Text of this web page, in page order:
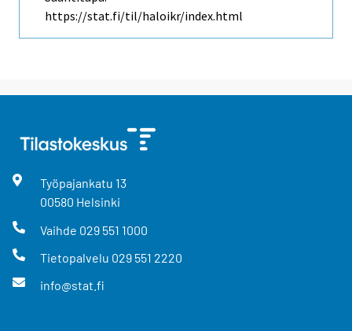
https://stat.fi/til/haloikr/index.html
Työpajankatu 13
00580 Helsinki
Vaihde 029 551 1000
Tietopalvelu 029 551 2220
info@stat.fi